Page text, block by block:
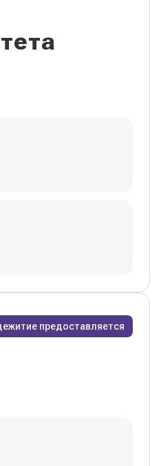
предоставляется